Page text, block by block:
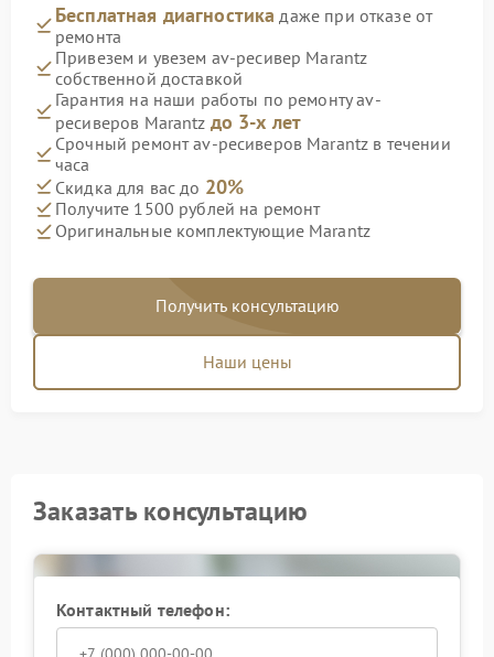
Бесплатная диагностика даже при отказе от
ремонта
Привезем и увезем av-ресивер Marantz
собственной доставкой
Гарантия на наши работы по ремонту av-
ресиверов Marantz до 3-х лет
Срочный ремонт av-ресиверов Marantz в течении
часа
Скидка для вас до 20%
Получите 1500 рублей на ремонт
Оригинальные комплектующие Marantz
Получить консультацию
Наши цены
Заказать консультацию
Контактный телефон: